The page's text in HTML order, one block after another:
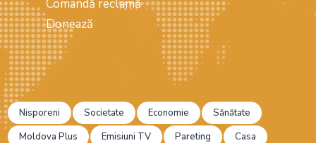
Comandă reclamă
Donează
Nisporeni Societate Economie
Sănătate
Moldova Plus
Emisiuni TV Pareting Casa